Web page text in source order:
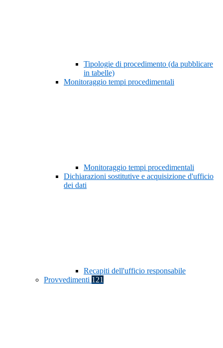
Tipologie di procedimento (da pubblicare
in tabelle)
Monitoraggio tempi procedimentali
Monitoraggio tempi procedimentali
Dichiarazioni sostitutive e acquisizione d'ufficio
dei dati
Recapiti dell'ufficio responsabile
Provvedimenti 121